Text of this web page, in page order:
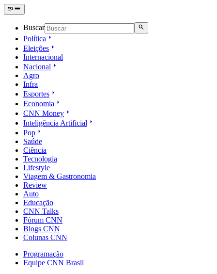
Buscar
Política
Eleições
Internacional
Nacional
Agro
Infra
Esportes
Economia
CNN Money
Inteligência Artificial
Pop
Saúde
Ciência
Tecnologia
Lifestyle
Viagem & Gastronomia
Review
Auto
Educação
CNN Talks
Fórum CNN
Blogs CNN
Colunas CNN
Programação
Equipe CNN Brasil